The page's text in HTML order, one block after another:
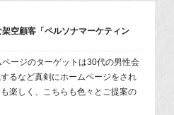
架空顧客「ペルソナマーケティン
ページのターゲットは30代の男性会
るなど真剣にホームページをされ
楽しく、こちらも色々とご提案の